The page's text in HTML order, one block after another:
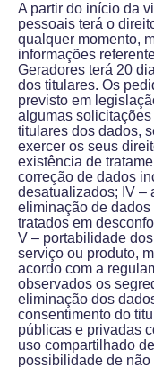
A partir do início da
pessoais terá o
qualquer momento,
informações
Geradores terá 20
dos titulares. Os
previsto em
algumas
titulares dos dados,
exercer os seus
existência de
correção de dados
desatualizados; IV –
eliminação de
tratados em
V – portabilidade
serviço ou produto,
acordo com a
observados os
eliminação dos
consentimento do
públicas e privadas
uso compartilhado
possibilidade de